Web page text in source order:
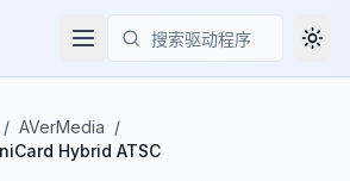
搜索
/ AVerMedia /
Hybrid ATSC